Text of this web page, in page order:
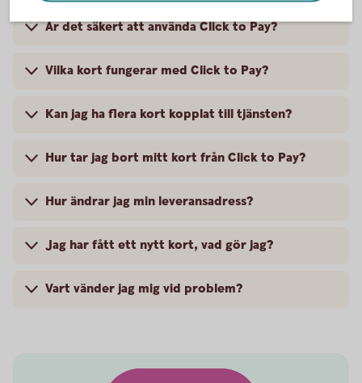
Är det säkert att använda Click to Pay?
Vilka kort fungerar med Click to Pay?
Kan jag ha flera kort kopplat till tjänsten?
Hur tar jag bort mitt kort från Click to Pay?
Hur ändrar jag min leveransadress?
Jag har fått ett nytt kort, vad gör jag?
Vart vänder jag mig vid problem?